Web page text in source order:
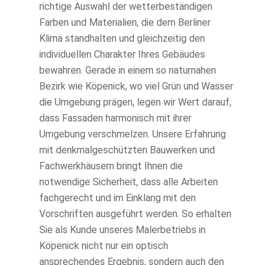
richtige Auswahl der wetterbeständigen
Farben und Materialien, die dem Berliner
Klima standhalten und gleichzeitig den
individuellen Charakter Ihres Gebäudes
bewahren. Gerade in einem so naturnahen
Bezirk wie Köpenick, wo viel Grün und Wasser
die Umgebung prägen, legen wir Wert darauf,
dass Fassaden harmonisch mit ihrer
Umgebung verschmelzen. Unsere Erfahrung
mit denkmalgeschützten Bauwerken und
Fachwerkhäusern bringt Ihnen die
notwendige Sicherheit, dass alle Arbeiten
fachgerecht und im Einklang mit den
Vorschriften ausgeführt werden. So erhalten
Sie als Kunde unseres Malerbetriebs in
Köpenick nicht nur ein optisch
ansprechendes Ergebnis, sondern auch den